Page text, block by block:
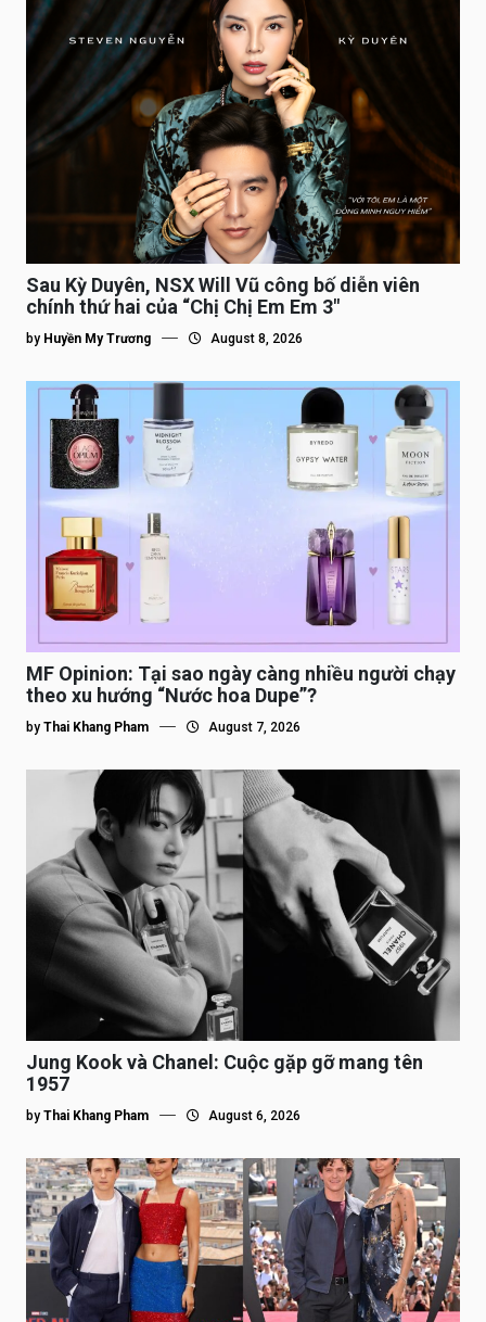
Sau Kỳ Duyên, NSX Will Vũ công bố diễn viên
chính thứ hai của “Chị Chị Em Em 3″
by Huyền My Trương August 8, 2026
MF Opinion: Tại sao ngày càng nhiều người chạy
theo xu hướng “Nước hoa Dupe”?
by Thai Khang Pham August 7, 2026
Jung Kook và Chanel: Cuộc gặp gỡ mang tên
1957
by Thai Khang Pham August 6, 2026